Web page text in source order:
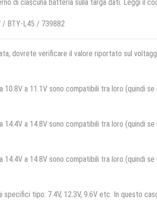
di ciascuna batteria sulla targa dati. Leggi il
/ BTY-L45 / 739882
dovrete verificare il valore riportato sul
10.8V a 11.1V sono compatibili tra loro (quindi
14.4V a 14.8V sono compatibili tra loro (quindi
14.4V a 14.8V sono compatibili tra loro (quindi
tipo: 7.4V, 12.3V, 9.6V etc. In questo